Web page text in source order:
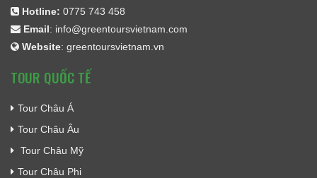
Hotline: 0775 743 458
Email: info@greentoursvietnam.com
Website: greentoursvietnam.vn
TOUR QUỐC TẾ
Tour Châu Á
Tour Châu Âu
Tour Châu Mỹ
Tour Châu Phi